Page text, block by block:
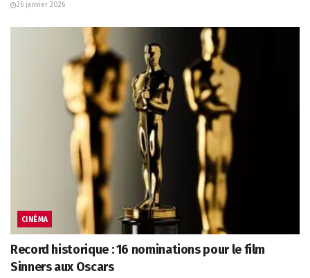
26 janvier 2026
CINÉMA
Record historique : 16 nominations pour le film
Sinners aux Oscars